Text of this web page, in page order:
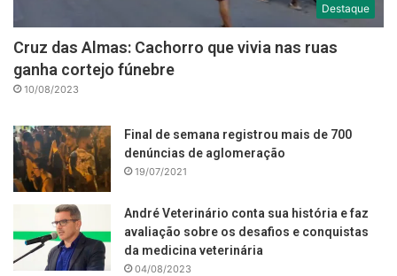
Destaque
Cruz das Almas: Cachorro que vivia nas ruas
ganha cortejo fúnebre
10/08/2023
Final de semana registrou mais de 700
denúncias de aglomeração
19/07/2021
André Veterinário conta sua história e faz
avaliação sobre os desafios e conquistas
da medicina veterinária
04/08/2023